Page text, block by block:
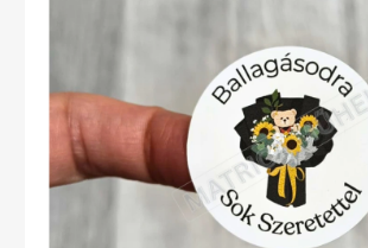
csillag.